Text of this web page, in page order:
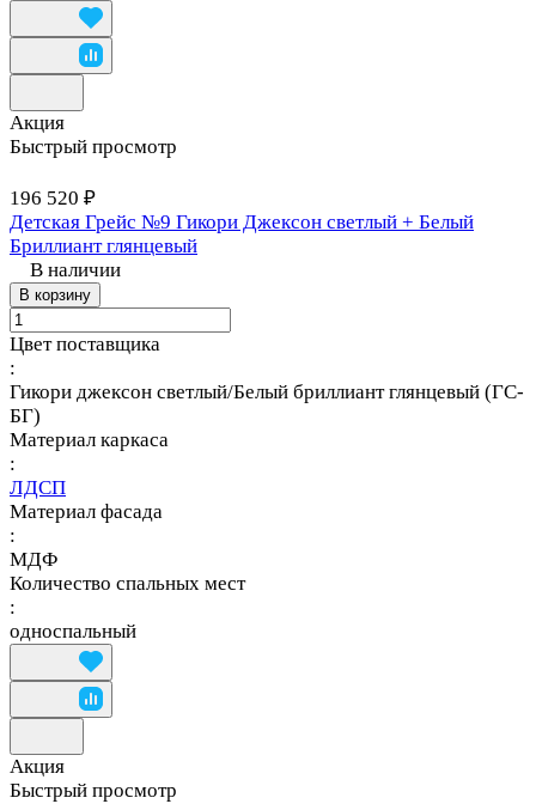
Акция
Быстрый просмотр
196 520 ₽
Детская Грейс №9 Гикори Джексон светлый + Белый
Бриллиант глянцевый
В наличии
В корзину
Цвет поставщика
:
Гикори джексон светлый/Белый бриллиант глянцевый (ГС-
БГ)
Материал каркаса
:
ЛДСП
Материал фасада
:
МДФ
Количество спальных мест
:
односпальный
Акция
Быстрый просмотр